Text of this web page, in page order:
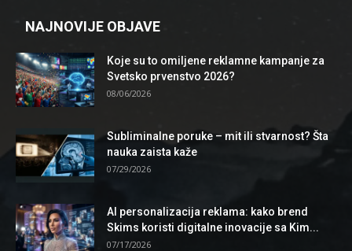
NAJNOVIJE OBJAVE
Koje su to omiljene reklamne kampanje za
Svetsko prvenstvo 2026?
08/06/2026
Subliminalne poruke – mit ili stvarnost? Šta
nauka zaista kaže
07/29/2026
AI personalizacija reklama: kako brend
Skims koristi digitalne inovacije sa Kim...
07/17/2026